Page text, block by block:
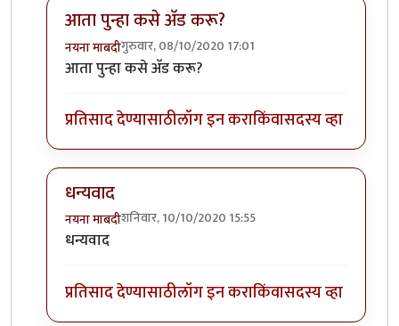
आता पुन्हा कसे अ‍ॅड करू?
नयना माबदीगुरुवार, 08/10/2020 17:01
In reply toकाल मी लिंक्स पाहिल्या पण
आता पुन्हा कसे अ‍ॅड करू?
प्रतिसाद देण्यासाठीलॉग इन कराकिंवासदस्य व्हा
धन्यवाद
नयना माबदीशनिवार, 10/10/2020 15:55
In reply to
धन्यवाद
प्रतिसाद देण्यासाठीलॉग इन कराकिंवासदस्य व्हा